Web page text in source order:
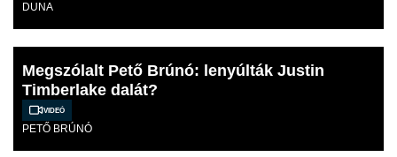
DUNA
Megszólalt Pető Brúnó: lenyúlták Justin
Timberlake dalát?
Videó
PETŐ BRÚNÓ